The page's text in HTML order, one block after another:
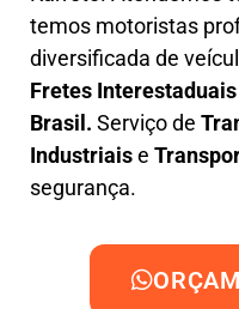
temos motoristas
diversificada de
Fretes
Brasil. Serviço de
Industriaise
segurança.